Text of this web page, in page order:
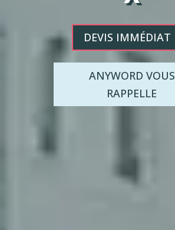
DEVIS IMMÉDIAT
ANYWORD VOUS
RAPPELLE